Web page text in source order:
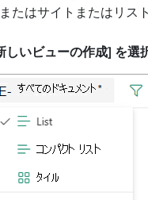
たはサイトまたはリス
しいビューの作成] を選